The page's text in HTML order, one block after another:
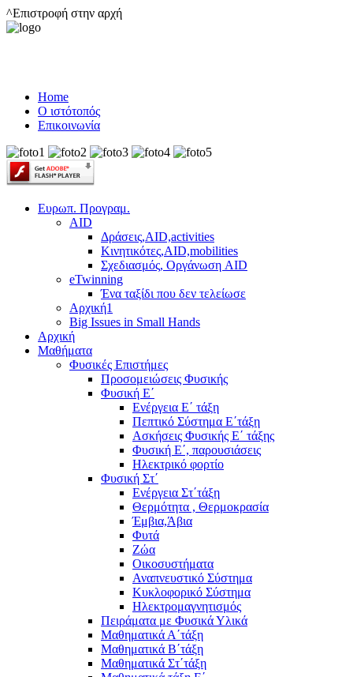
^Επιστροφή στην αρχή
Home
Ο ιστότοπός
Επικοινωνία
Ευρωπ. Προγραμ.
AID
Δράσεις,AID,activities
Κινητικότες,AID,mobilities
Σχεδιασμός, Οργάνωση AID
eTwinning
Ένα ταξίδι που δεν τελείωσε
Αρχική1
Big Issues in Small Hands
Αρχική
Μαθήματα
Φυσικές Επιστήμες
Προσομειώσεις Φυσικής
Φυσική Ε΄
Ενέργεια Ε΄ τάξη
Πεπτικό Σύστημα Ε΄τάξη
Ασκήσεις Φυσικής Ε΄ τάξης
Φυσική Ε΄, παρουσιάσεις
Ηλεκτρικό φορτίο
Φυσική Στ΄
Ενέργεια Στ΄τάξη
Θερμότητα , Θερμοκρασία
Έμβια,Άβια
Φυτά
Ζώα
Οικοσυστήματα
Αναπνευστικό Σύστημα
Κυκλοφορικό Σύστημα
Ηλεκτρομαγνητισμός
Πειράματα με Φυσικά Υλικά
Μαθηματικά Α΄τάξη
Μαθηματικά Β΄τάξη
Μαθηματικά Στ΄τάξη